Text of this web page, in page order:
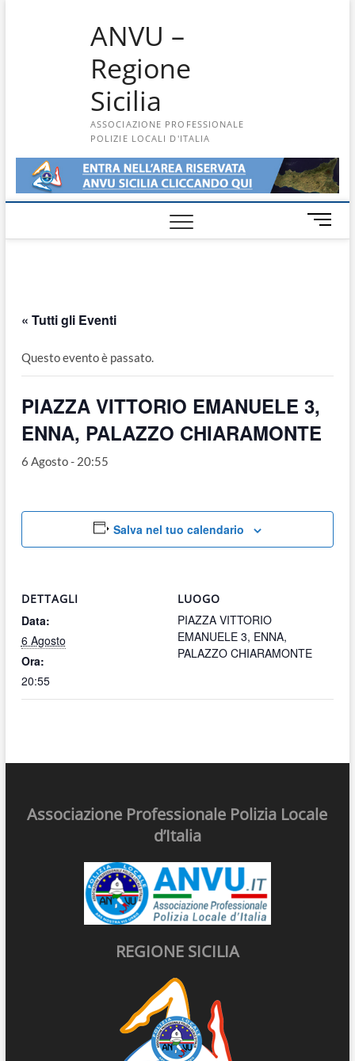
ANVU –
Regione
Sicilia
ASSOCIAZIONE PROFESSIONALE
POLIZIE LOCALI D'ITALIA
M
e
n
« Tutti gli Eventi
Questo evento è passato.
PIAZZA VITTORIO EMANUELE 3,
ENNA, PALAZZO CHIARAMONTE
6 Agosto - 20:55
Salva nel tuo calendario
DETTAGLI
Data:
6 Agosto
Ora:
20:55
LUOGO
PIAZZA VITTORIO
EMANUELE 3, ENNA,
PALAZZO CHIARAMONTE
Associazione Professionale Polizia Locale
d’Italia
REGIONE SICILIA